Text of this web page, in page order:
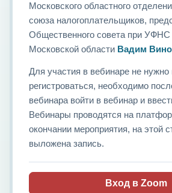
Московского областного
союза налогоплательщиков,
Общественного совета при УФНС
Московской области Вадим
Для участия в вебинаре не нужно
регистроваться, необходимо
вебинара войти в вебинар и
Вебинары проводятся на
окончании мероприятия, на этой
выложена запись.
Вход в Zoom